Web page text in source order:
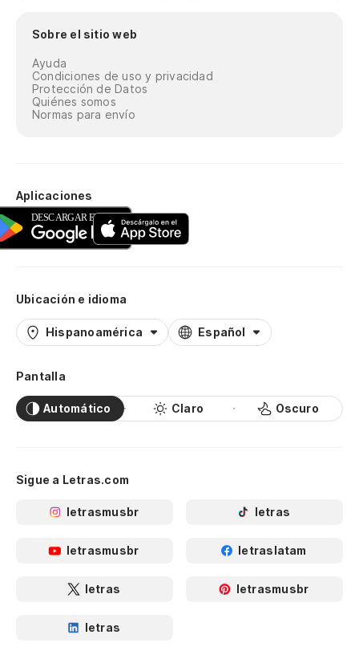
Sobre el sitio web
Ayuda
Condiciones de uso y privacidad
Protección de Datos
Quiénes somos
Normas para envío
Aplicaciones
Ubicación e idioma
Hispanoamérica Español
Pantalla
Automático Claro Oscuro
Sigue a Letras.com
letrasmusbr letras
letrasmusbr letraslatam
letras letrasmusbr
letras